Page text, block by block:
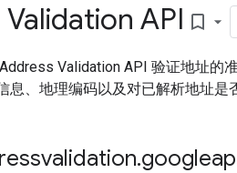
API bookmark_border
Validation API 验证地址的
息、地理编码以及对已解析地址是
.